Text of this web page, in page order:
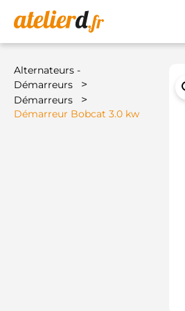
Alternateurs -
Démarreurs
>
Démarreurs >
Démarreur Bobcat 3.0 kw